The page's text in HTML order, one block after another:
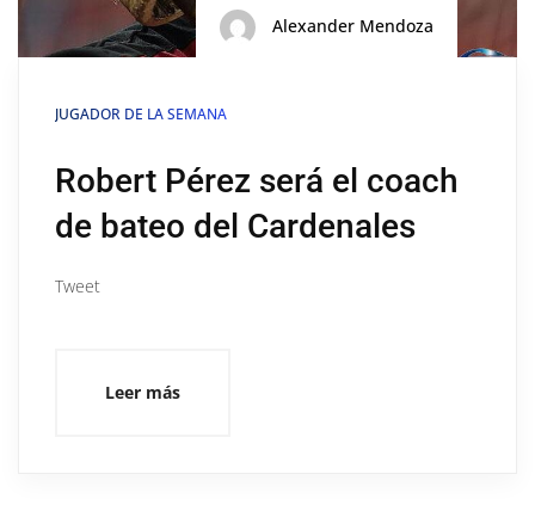
Alexander Mendoza
JUGADOR DE LA SEMANA
Robert Pérez será el coach
de bateo del Cardenales
Tweet
Leer más